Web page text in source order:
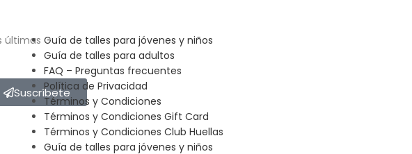
últimas
Suscríbete
Guía de talles para jóvenes y niños
Guía de talles para adultos
FAQ – Preguntas frecuentes
Política de Privacidad
Términos y Condiciones
Términos y Condiciones Gift Card
Términos y Condiciones Club Huellas
Guía de talles para jóvenes y niños